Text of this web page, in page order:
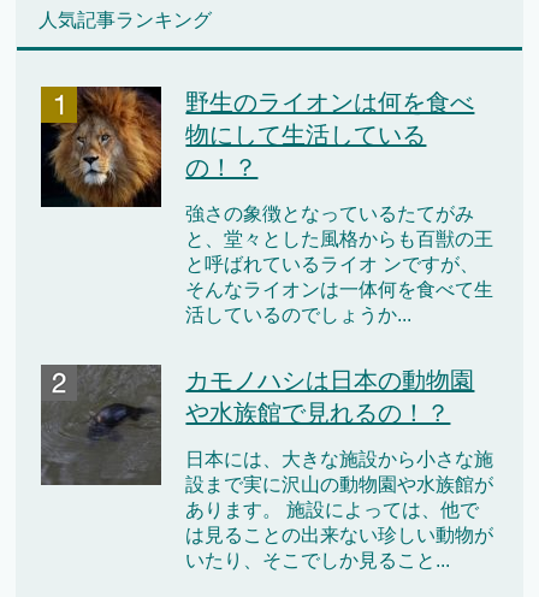
人気記事ランキング
野生のライオンは何を食べ
物にして生活している
の！？
強さの象徴となっているたてがみ
と、堂々とした風格からも百獣の王
と呼ばれているライオ ンですが、
そんなライオンは一体何を食べて生
活しているのでしょうか...
カモノハシは日本の動物園
や水族館で見れるの！？
日本には、大きな施設から小さな施
設まで実に沢山の動物園や水族館が
あります。 施設によっては、他で
は見ることの出来ない珍しい動物が
いたり、そこでしか見ること...